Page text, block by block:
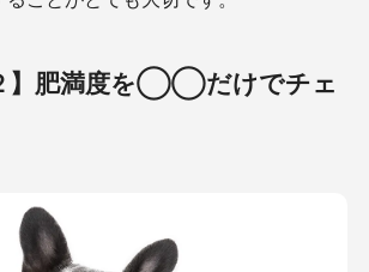
】肥満度を◯◯だけでチェ